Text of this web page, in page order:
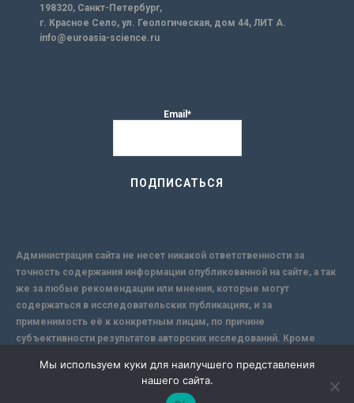
198320, Санкт-Петербург,
г. Красное Село, ул. Геологическая, дом 44, ЛИТ А.
info@euroasia-science.ru
Email*
Администрация сайта не несет никакой ответственности за
точность содержания информации опубликованной на сайте, а так
же за любые рекомендации или мнения, которые могут
содержаться в исследовательских публикациях, и за
применимость её к конкретным лицам, по причине
субъективности результатов авторских исследований. Кроме
надежной защиты информации, Сайт не несет ответственности за
Мы используем куки для наилучшего представления
нашего сайта.